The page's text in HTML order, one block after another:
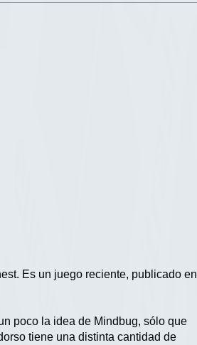
Es un juego reciente, publicado en
poco la idea de Mindbug, sólo que
tiene una distinta cantidad de